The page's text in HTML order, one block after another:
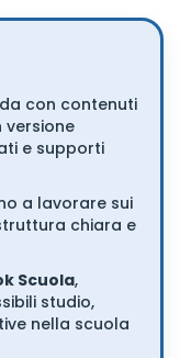
con contenuti
versione
e supporti
a lavorare sui
chiara e
Scuola,
studio,
nella scuola